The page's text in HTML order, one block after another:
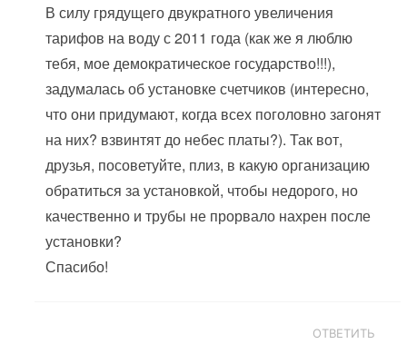
В силу грядущего двукратного увеличения
тарифов на воду с 2011 года (как же я люблю
тебя, мое демократическое государство!!!),
задумалась об установке счетчиков (интересно,
что они придумают, когда всех поголовно загонят
на них? взвинтят до небес платы?). Так вот,
друзья, посоветуйте, плиз, в какую организацию
обратиться за установкой, чтобы недорого, но
качественно и трубы не прорвало нахрен после
установки?
Спасибо!
ОТВЕТИТЬ